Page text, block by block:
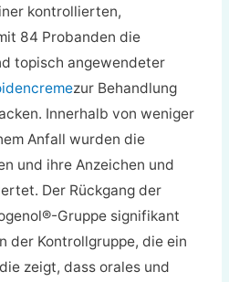
kontrollierten,
84 Probanden die
topisch angewendeter
zur Behandlung
Innerhalb von weniger
Anfall wurden die
und ihre Anzeichen und
Der Rückgang der
Gruppe signifikant
der Kontrollgruppe, die ein
zeigt, dass orales und